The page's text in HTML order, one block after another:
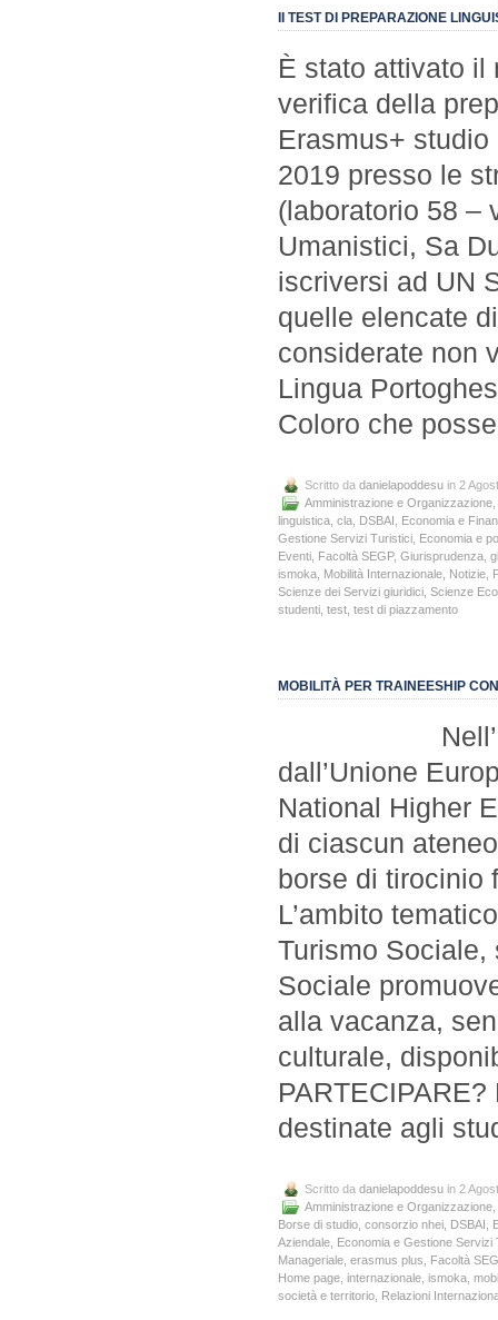
II TEST DI PREPARAZIONE
È stato attivato il
verifica della
Erasmus+
2019 presso le
(laboratorio 58 –
Umanistici, Sa
iscriversi ad UN
quelle elencate
considerate non
Lingua
Coloro che
Scritto da danielapoddesu in 2
Amministrazione e Organizzazione
linguistica cla DSBAI
Economia e
Gestione Servizi Turistici Economia e
Eventi Facoltà SEGP, Giurisprudenza
ismoka Mobilità Internazionale Notizie
Scienze dei Servizi giuridici Scienze
studenti test test di piazzamento
MOBILITÀ PER TRAINEESHIP
Nell’ambito
dall’Unione
National Higher
di ciascun
borse di tirocinio
L’ambito
Turismo Sociale,
Sociale
alla vacanza,
culturale,
destinate agli
Scritto da danielapoddesu in 2
Amministrazione e Organizzazione
Borse di studio consorzio nhei DSBAI
Aziendale Economia e Gestione Servizi
Manageriale erasmus plus
Facoltà
Home page internazionale ismoka
società e territorio Relazioni